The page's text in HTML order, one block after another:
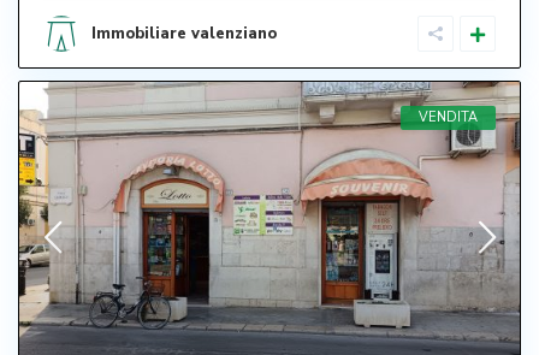
Immobiliare valenziano
VENDITA